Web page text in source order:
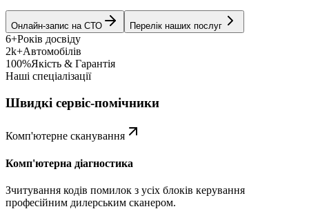
Онлайн-запис на СТО Перелік наших послуг
6+Років досвіду
2k+Автомобілів
100%Якість & Гарантія
Наші спеціалізації
Швидкі сервіс-помічники
Комп'ютерне сканування
Комп'ютерна діагностика
Зчитування кодів помилок з усіх блоків керування
професійним дилерським сканером.